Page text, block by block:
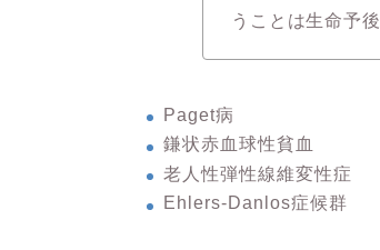
うことは生命予
Paget病
鎌状赤血球性貧血
老人性弾性線維変性症
Ehlers-Danlos症候群